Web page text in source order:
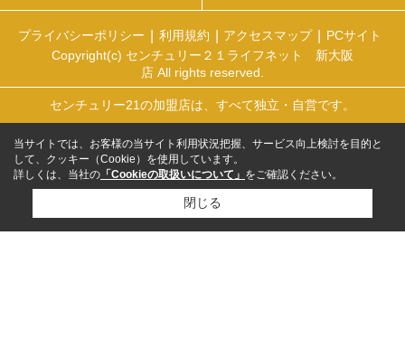
プライバシーポリシー 利用規約 アクセスマップ
PCサイト
Copyright(c) センチュリー２１ライフネット 新大阪
店 All rights reserved.
センチュリー21の加盟店は、すべて独立・自営です。
当サイトでは、お客様の当サイト利用状況把握、サービス向上検討を目的と
して、クッキー（Cookie）を使用しています。
詳しくは、当社の 「Cookieの取扱いについて」 をご確認ください。
閉じる